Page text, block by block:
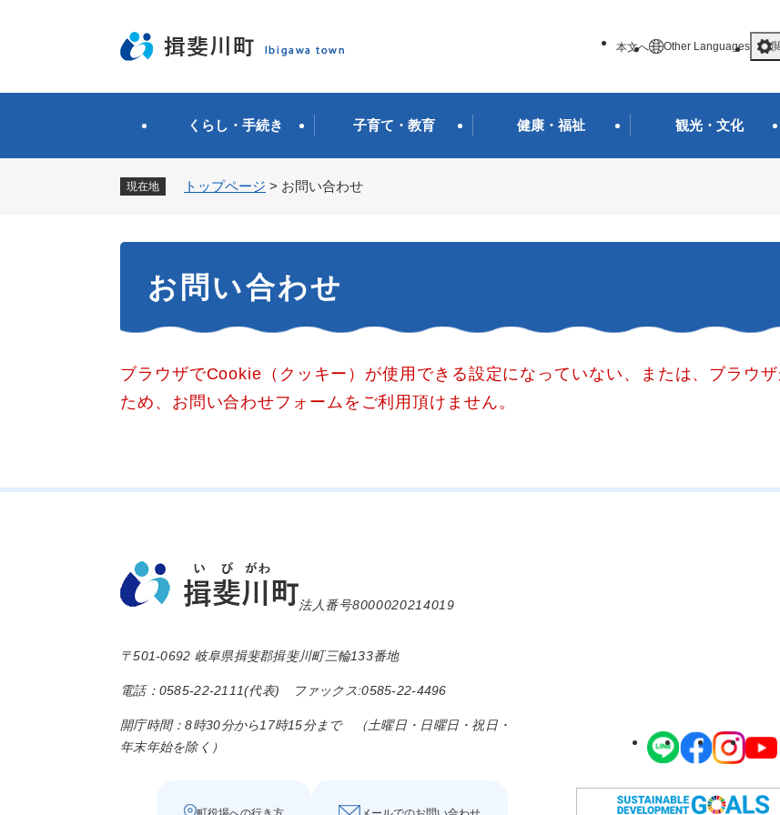
先
す
本文へ Other Languages
くらし・手続き 子育て・教育 健康・福祉 観光・文化
現在地 トップページ > お問い合わせ
お問い合わせ
ブラウザでCookie（クッキー）が使用できる設定になっていない、または、ブラウ
ため、お問い合わせフォームをご利用頂けません。
法人番号8000020214019
〒501-0692 岐阜県揖斐郡揖斐川町三輪133番地
電話：0585-22-2111(代表) ファックス:0585-22-4496
開庁時間：8時30分から17時15分まで （土曜日・日曜日・祝日・
年末年始を除く）